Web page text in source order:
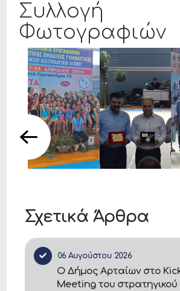
Σχετικά Άρθρα
06 Αυγούστου 2026
Ο Δήμος Αρταίων στο
Meeting του στρατηγικού
Συλλογή
Φωτογραφιών